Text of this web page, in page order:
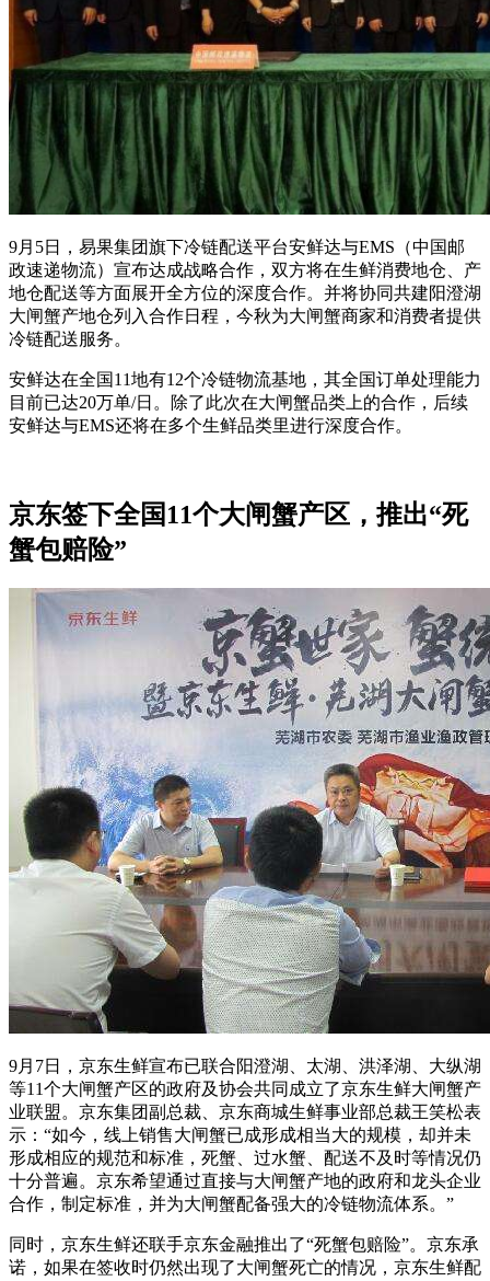
9月5日，易果集团旗下冷链配送平台安鲜达与EMS（中国邮
政速递物流）宣布达成战略合作，双方将在生鲜消费地仓、产
地仓配送等方面展开全方位的深度合作。并将协同共建阳澄湖
大闸蟹产地仓列入合作日程，今秋为大闸蟹商家和消费者提供
冷链配送服务。
安鲜达在全国11地有12个冷链物流基地，其全国订单处理能力
目前已达20万单/日。除了此次在大闸蟹品类上的合作，后续
安鲜达与EMS还将在多个生鲜品类里进行深度合作。
京东签下全国11个大闸蟹产区，推出“死
蟹包赔险”
9月7日，京东生鲜宣布已联合阳澄湖、太湖、洪泽湖、大纵湖
等11个大闸蟹产区的政府及协会共同成立了京东生鲜大闸蟹产
业联盟。京东集团副总裁、京东商城生鲜事业部总裁王笑松表
示：“如今，线上销售大闸蟹已成形成相当大的规模，却并未
形成相应的规范和标准，死蟹、过水蟹、配送不及时等情况仍
十分普遍。京东希望通过直接与大闸蟹产地的政府和龙头企业
合作，制定标准，并为大闸蟹配备强大的冷链物流体系。”
同时，京东生鲜还联手京东金融推出了“死蟹包赔险”。京东承
诺，如果在签收时仍然出现了大闸蟹死亡的情况，京东生鲜配